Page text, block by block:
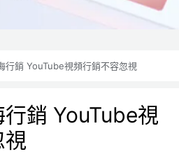
行銷 YouTube視頻行銷不容忽視
銷 YouTube視
視